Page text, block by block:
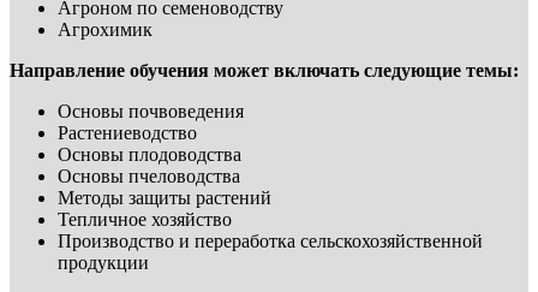
Агроном по семеноводству
Агрохимик
Направление обучения может включать следующие темы:
Основы почвоведения
Растениеводство
Основы плодоводства
Основы пчеловодства
Методы защиты растений
Тепличное хозяйство
Производство и переработка сельскохозяйственной
продукции